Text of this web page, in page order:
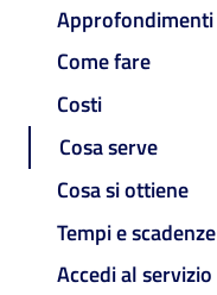
Approfondimenti
Come fare
Costi
Cosa serve
Cosa si ottiene
Tempi e scadenze
Accedi al servizio